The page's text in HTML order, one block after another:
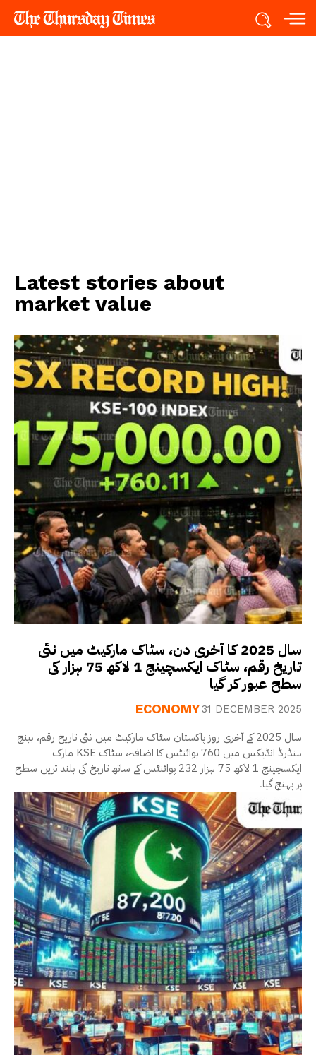
Latest stories about
market value
سال 2025 کا آخری دن، سٹاک مارکیٹ میں نئی
تاریخ رقم، سٹاک ایکسچینج 1 لاکھ 75 ہزار کی
سطح عبور کر گیا
ECONOMY31 DECEMBER 2025
سال 2025 کے آخری روز پاکستان سٹاک مارکیٹ میں نئی تاریخ رقم، بینچ
مارک KSE ہنڈرڈ انڈیکس میں 760 پوائنٹس کا اضافہ، سٹاک
ایکسچینج 1 لاکھ 75 ہزار 232 پوائنٹس کے ساتھ تاریخ کی بلند ترین سطح
پر پہنچ گیا۔